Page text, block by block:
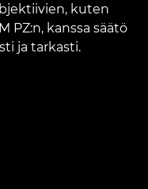
kuten
PZ:n, kanssa säätö
ja tarkasti.